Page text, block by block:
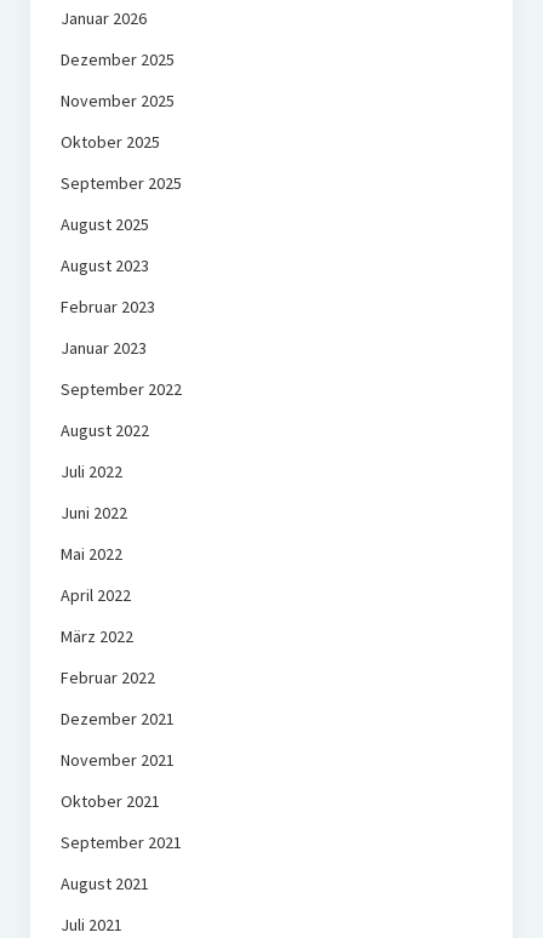
Januar 2026
Dezember 2025
November 2025
Oktober 2025
September 2025
August 2025
August 2023
Februar 2023
Januar 2023
September 2022
August 2022
Juli 2022
Juni 2022
Mai 2022
April 2022
März 2022
Februar 2022
Dezember 2021
November 2021
Oktober 2021
September 2021
August 2021
Juli 2021